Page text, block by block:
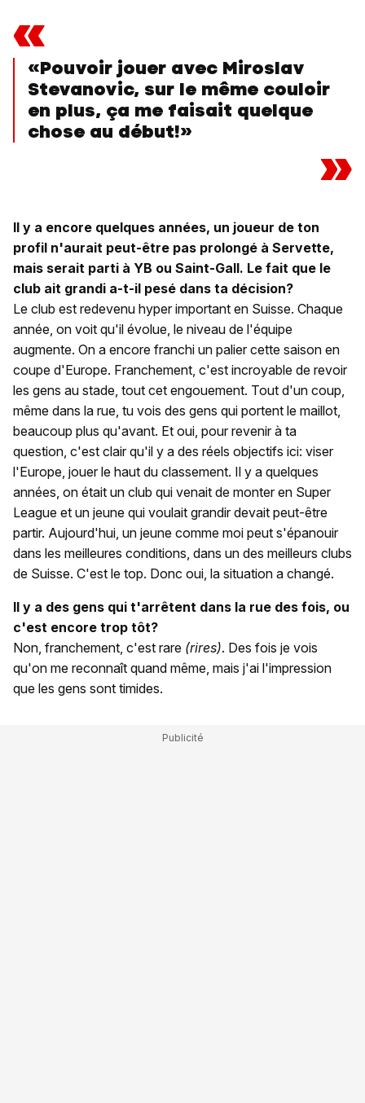
«
«Pouvoir jouer avec Miroslav
Stevanovic, sur le même couloir
en plus, ça me faisait quelque
chose au début!»
»
Il y a encore quelques années, un joueur de ton
profil n'aurait peut-être pas prolongé à Servette,
mais serait parti à YB ou Saint-Gall. Le fait que le
club ait grandi a-t-il pesé dans ta décision?
Le club est redevenu hyper important en Suisse. Chaque
année, on voit qu'il évolue, le niveau de l'équipe
augmente. On a encore franchi un palier cette saison en
coupe d'Europe. Franchement, c'est incroyable de revoir
les gens au stade, tout cet engouement. Tout d'un coup,
même dans la rue, tu vois des gens qui portent le maillot,
beaucoup plus qu'avant. Et oui, pour revenir à ta
question, c'est clair qu'il y a des réels objectifs ici: viser
l'Europe, jouer le haut du classement. Il y a quelques
années, on était un club qui venait de monter en Super
League et un jeune qui voulait grandir devait peut-être
partir. Aujourd'hui, un jeune comme moi peut s'épanouir
dans les meilleures conditions, dans un des meilleurs clubs
de Suisse. C'est le top. Donc oui, la situation a changé.
Il y a des gens qui t'arrêtent dans la rue des fois, ou
c'est encore trop tôt?
Non, franchement, c'est rare (rires). Des fois je vois
qu'on me reconnaît quand même, mais j'ai l'impression
que les gens sont timides.